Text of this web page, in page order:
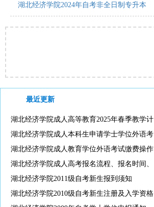
湖北经济学院2024年自考非全日制专升本
最近更新
湖北经济学院成人高等教育2025年春季教学计
湖北经济学院成人本科生申请学士学位外语考
湖北经济学院成人教育学位外语考试缴费操作
湖北经济学院成人高考报名流程、报名时间、
湖北经济学院2011级自考新生报到须知
湖北经济学院2010级自考新生注册及入学资格